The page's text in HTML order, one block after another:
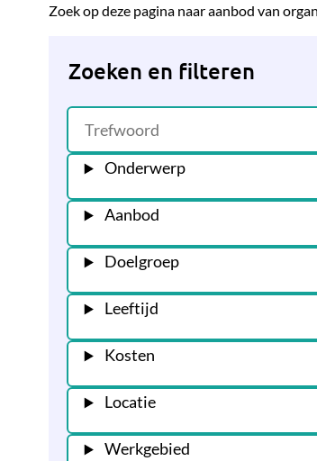
Zoek op deze pagina naar aanbod van
Zoeken en filteren
Onderwerp
Aanbod
Doelgroep
Leeftijd
Kosten
Locatie
Werkgebied